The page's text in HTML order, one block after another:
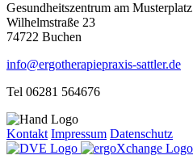
Gesundheitszentrum am Musterplatz
Wilhelmstraße 23
74722 Buchen
info@ergotherapiepraxis-sattler.de
Tel 06281 564676
Kontakt Impressum Datenschutz